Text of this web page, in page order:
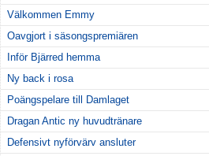
Välkommen Emmy
Oavgjort i säsongspremiären
Inför Bjärred hemma
Ny back i rosa
Poängspelare till Damlaget
Dragan Antic ny huvudtränare
Defensivt nyförvärv ansluter